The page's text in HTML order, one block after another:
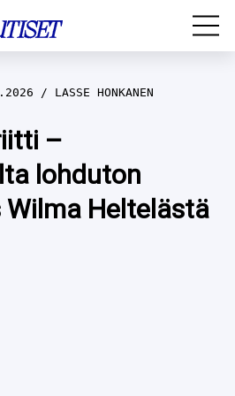
LASSE HONKANEN
–
lohduton
Heltelästä